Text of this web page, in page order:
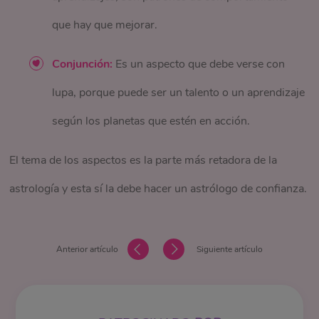
que hay que mejorar.
Conjunción: Es un aspecto que debe verse con
lupa, porque puede ser un talento o un aprendizaje
según los planetas que estén en acción.
El tema de los aspectos es la parte más retadora de la
astrología y esta sí la debe hacer un astrólogo de confianza.
Sagitario busca estar en constante movimiento, espacio,
Saturno Afirmación: Yo ambiciono
cerebro y cómo estas recrean nuestro imaginario del
intelecto y lo que comunicamos con nuestras
palabras y acciones.
En tu carta astral
– El signo indica cómo te
muestra en qué área de nuestra vida integramos la
Anterior artículo Siguiente artículo